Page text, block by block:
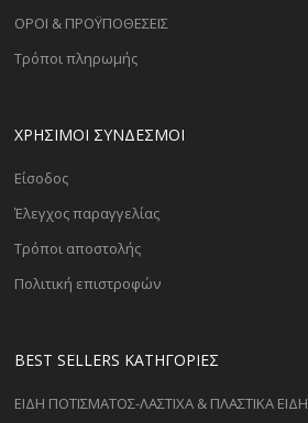
ΟΡΟΙ & ΠΡΟΫΠΟΘΕΣΕΙΣ
Τρόποι πληρωμής
ΧΡΗΣΙΜΟΙ ΣΥΝΔΕΣΜΟΙ
Είσοδος
Έλεγχος παραγγελίας
Τρόποι αποστολής
Πολιτική επιστροφών
BEST SELLERS ΚΑΤΗΓΟΡΊΕΣ
ΕΙΔΗ ΠΟΤΙΣΜΑΤΟΣ-ΛΑΣΤΙΧΑ & ΠΛΑΣΤΙΚΑ ΕΙΔΗ